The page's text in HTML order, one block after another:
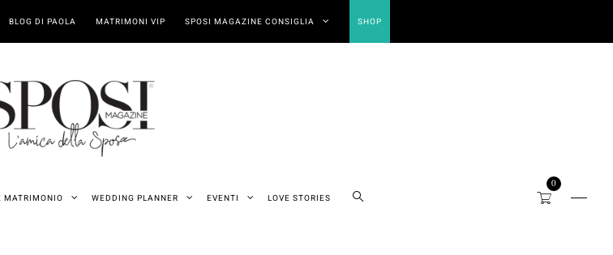
BLOG DI PAOLA MATRIMONI VIP SPOSI MAGAZINE CONSIGLIA SHOP
MATRIMONIO WEDDING PLANNER EVENTI LOVE STORIES
0